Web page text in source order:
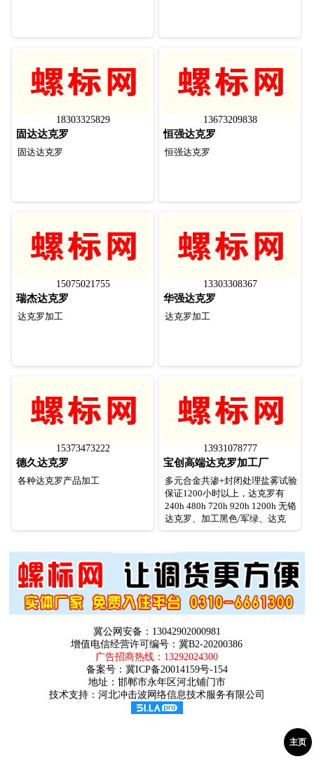
18303325829​
固达达克罗
固达达克罗
13673209838
恒强达克罗
恒强达克罗
15075021755
瑞杰达克罗
达克罗加工
13303308367
华强达克罗
达克罗加工
15373473222
德久达克罗
各种达克罗产品加工
13931078777
宝创高端达克罗加工厂
多元合金共渗+封闭处理盐雾试验
保证1200小时以上，达克罗有
240h 480h 720h 920h 1200h 无铬
达克罗、加工黑色/军绿、达克
罗、特氟龙、拉丝派特、久美特
冀公网安备：13042902000981
增值电信经营许可编号：冀B2-20200386
广告招商热线： 13292024300
备案号： 冀ICP备20014159号-154
地址：邯郸市永年区河北铺门市
技术支持：河北冲击波网络信息技术服务有限公司
主页